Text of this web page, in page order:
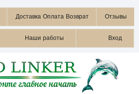
Доставка Оплата Возврат Отзывы
Наши работы Вход